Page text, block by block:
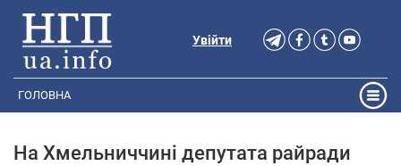
Увійти
ГОЛОВНА
На Хмельниччині депутата райради